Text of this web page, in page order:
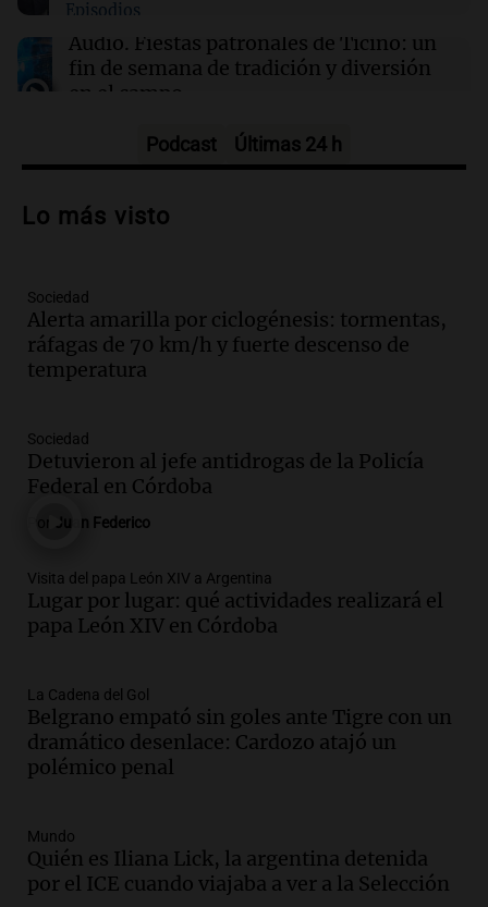
01:37 Mundo
Trump señala a Canadá por incendios
forestales, pero los científicos advierten sobre
el cambio climático
Episodios
Audio. Fiestas patronales de Ticino: un
fin de semana de tradición y diversión
en el campo
Audio.Preparativos para la feria en La
de apertura
Audio.
lluvias, senadores manifiestan
oposición a ley de tierras
Panorama Federal
Audio.
centro de esquí Penitentes Park tras
siete años de cierre por falta de nieve
Episodios
Audio.Madres en Rosario piden por la
ley Joaquín.
Viva la Radio Rosario
Audio. Juan Pedro Colombo, rematador
de hacienda: “Las tecnologías no
reemplazan el contacto con la gente”
La Argentina, hoy
Audio.
un pozo de 17 metros en Nueva Córdoba
Panorama Federal
Podcast Últimas 24 h
Lo más visto
Sociedad
Alerta amarilla por ciclogénesis: tormentas,
ráfagas de 70 km/h y fuerte descenso de
temperatura
Sociedad
Detuvieron al jefe antidrogas de la Policía
Federal en Córdoba
Juan Federico
Visita del papa León XIV a Argentina
Lugar por lugar: qué actividades realizará el
papa León XIV en Córdoba
La Cadena del Gol
Belgrano empató sin goles ante Tigre con un
dramático desenlace: Cardozo atajó un
polémico penal
Mundo
Quién es Iliana Lick, la argentina detenida
por el ICE cuando viajaba a ver a la Selección